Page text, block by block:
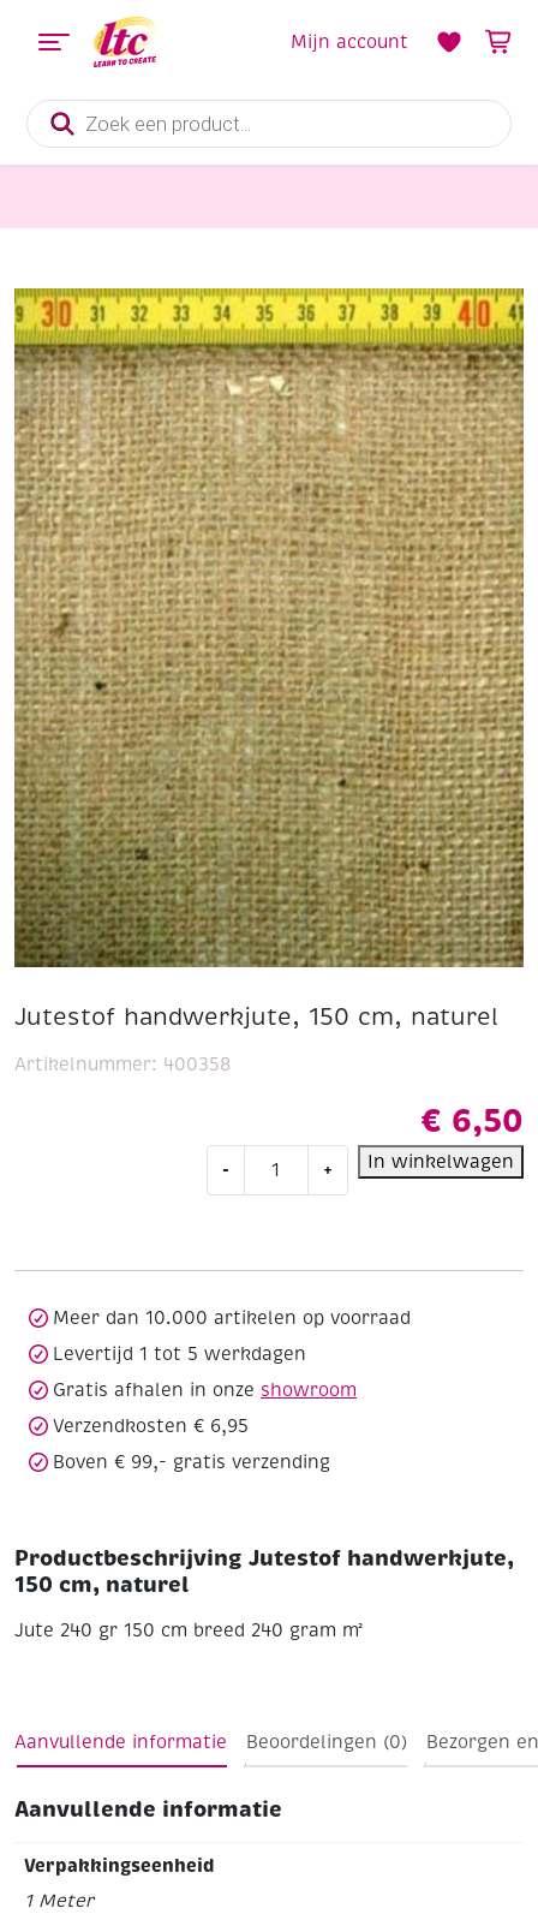
Producten
zoeken
Mijn account
Jutestof handwerkjute, 150 cm, naturel
€ 6,50
-
handwerkjute,
+ In winkelwagen
Artikelnummer: 400358
Meer dan 10.000 artikelen op voorraad
Levertijd 1 tot 5 werkdagen
Gratis afhalen in onze showroom
Verzendkosten € 6,95
Boven € 99,- gratis verzending
Productbeschrijving Jutestof handwerkjute,
150 cm, naturel
Jute 240 gr 150 cm breed 240 gram m²
Aanvullende informatie Beoordelingen (0) Bezorgen
Aanvullende informatie
Verpakkingseenheid
1 Meter